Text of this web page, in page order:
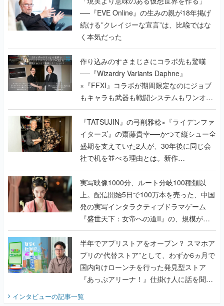
作り込みのすさまじさにコラボ先も驚嘆
──『Wizardry Variants Daphne』
×『FFXI』コラボが期間限定なのにジョブ
もキャラも武器も戦闘システムもワンオフ
で作り込まれた理由を両ディレクターに聞
く
『TATSUJIN』の弓削雅稔×『ライデンファ
イターズ』の齋藤貴幸──かつて縦シュー全
盛期を支えていた2人が、30年後に同じ会
社で机を並べる理由とは。新作
『TATSUJIN EXTREME』で初タッグを組
んだレジェンド2人に訊く開発秘話
実写映像1000分、ルート分岐100種類以
上。配信開始5日で100万本を売った、中国
発の実写インタラクティブドラマゲーム
『盛世天下：女帝への道II』の、規模が違
うこだわりをプロデューサーに聞いた
半年でアプリストアをオープン？ スマホア
プリの“代替ストア”として、わずか6ヵ月で
国内向けローンチを行った発見型ストア
『あっぷアリーナ！』仕掛け人に話を聞い
てみた
インタビューの記事一覧
『アビス』は、ひとつの奇跡だった──膨大